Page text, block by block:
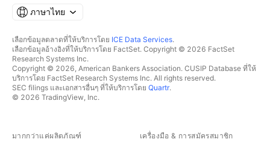
ภาษาไทย
เลือกข้อมูลตลาดที่ให้บริการโดย ICE Data Services.
เลือกข้อมูลอ้างอิงที่ให้บริการโดย FactSet. Copyright © 2026 FactSet
Research Systems Inc.
Copyright © 2026, American Bankers Association. CUSIP Database ที่ให้
บริการโดย FactSet Research Systems Inc. All rights reserved.
SEC filings และเอกสารอื่นๆ ที่ให้บริการโดย Quartr.
© 2026 TradingView, Inc.
มากกว่าแค่ผลิตภัณฑ์ เครื่องมือ & การสมัครสมาชิก